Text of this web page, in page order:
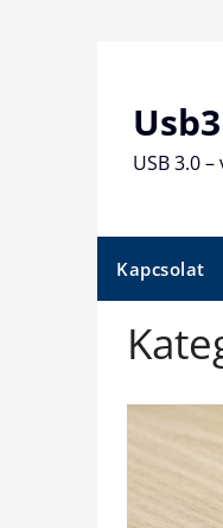
Usb3
USB 3.0
Kapcsolat